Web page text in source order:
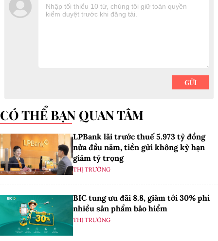
CÓ THỂ BẠN QUAN TÂM
LPBank lãi trước thuế 5.973 tỷ đồng
nửa đầu năm, tiền gửi không kỳ hạn
giảm tỷ trọng
THỊ TRƯỜNG
BIC tung ưu đãi 8.8, giảm tới 30% phí
nhiều sản phẩm bảo hiểm
THỊ TRƯỜNG